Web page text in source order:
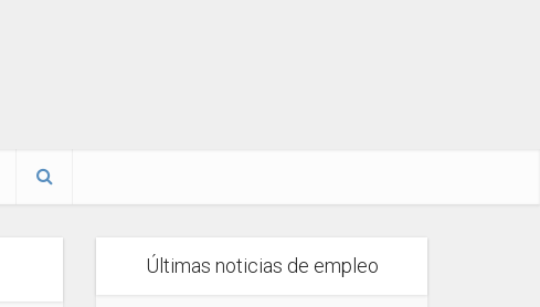
Últimas noticias de empleo